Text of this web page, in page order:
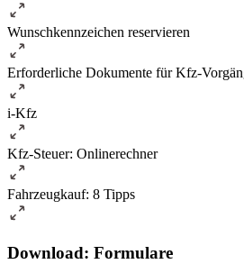
Wunschkennzeichen reservieren
Erforderliche Dokumente für Kfz-
i-Kfz
Kfz-Steuer: Onlinerechner
Fahrzeugkauf: 8 Tipps
Download: Formulare